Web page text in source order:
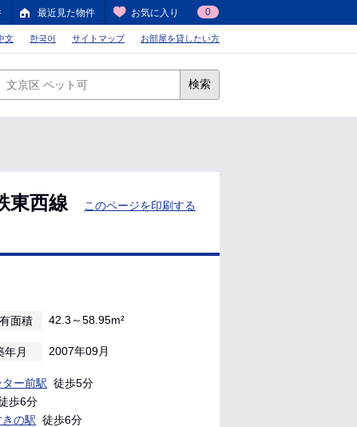
最近見た物件 お気に入り 0
文 한국어 サイトマップ お部屋を貸したい方
検索
東西線
このページを印刷する
面積 42.3～58.95m²
年月 2007年09月
ー前駅 徒歩5分
歩6分
の駅 徒歩6分